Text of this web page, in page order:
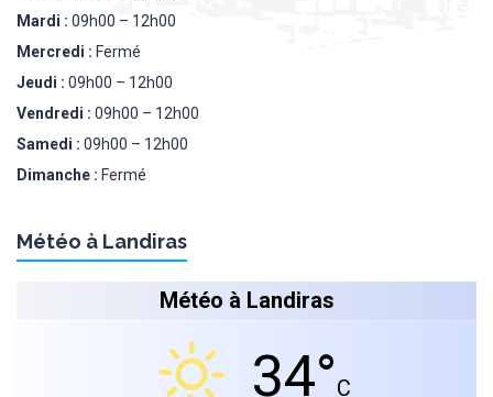
Mardi : 09h00 – 12h00
Mercredi : Fermé
Jeudi : 09h00 – 12h00
Vendredi : 09h00 – 12h00
Samedi : 09h00 – 12h00
Dimanche : Fermé
Météo à Landiras
Météo à Landiras
34°C